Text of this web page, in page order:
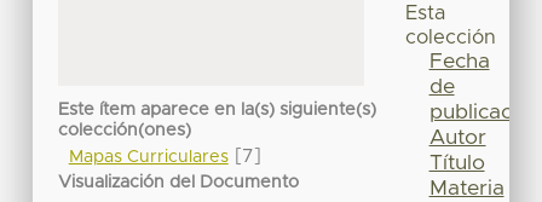
Este ítem aparece en la(s) siguiente(s)
colección(ones)
Mapas Curriculares[7]
Visualización del Documento
Esta
colección
Fecha
de
publicación
Autor
Título
Materia